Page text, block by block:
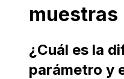
muestras
¿Cuál es la
parámetro y